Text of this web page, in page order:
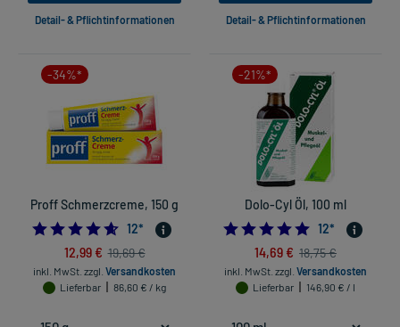
Detail- & Pflichtinformationen Detail- & Pflichtinformationen
-34%*
Proff Schmerzcreme, 150 g
4.666666666666667
12*
12,99 € 19,69 €
inkl. MwSt. zzgl. Versandkosten
Lieferbar
86,60 € / kg
-21%*
Dolo-Cyl Öl, 100 ml
5.0
12*
14,69 € 18,75 €
inkl. MwSt. zzgl. Versandkosten
Lieferbar
146,90 € / l